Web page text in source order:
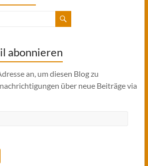
abonnieren
an, um diesen Blog zu
über neue Beiträge via